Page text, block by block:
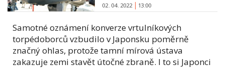
02. 04. 2022 13:00
Samotné oznámení konverze vrtulníkových
torpédoborců vzbudilo v Japonsku poměrně
značný ohlas, protože tamní mírová ústava
zakazuje zemi stavět útočné zbraně. I to si Japonci